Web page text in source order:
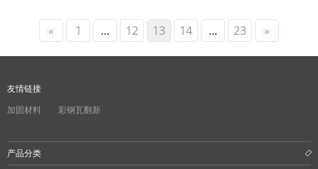
« 1 ... 12 13 14 ... 23 »
友情链接
加固材料
彩钢瓦翻新
产品分类